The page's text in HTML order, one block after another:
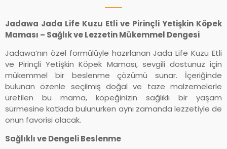
Jadawa Jada Life Kuzu Etli ve Pirinçli Yetişkin Köpek
Maması – Sağlık ve Lezzetin Mükemmel Dengesi
Jadawa’nın özel formülüyle hazırlanan Jada Life Kuzu Etli
ve Pirinçli Yetişkin Köpek Maması, sevgili dostunuz için
mükemmel bir beslenme çözümü sunar. İçeriğinde
bulunan özenle seçilmiş doğal ve taze malzemelerle
üretilen bu mama, köpeğinizin sağlıklı bir yaşam
sürmesine katkıda bulunurken aynı zamanda lezzetiyle de
onun favorisi olacak.
Sağlıklı ve Dengeli Beslenme